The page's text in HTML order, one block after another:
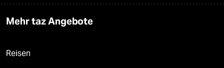
Mehr taz Angebote
Reisen